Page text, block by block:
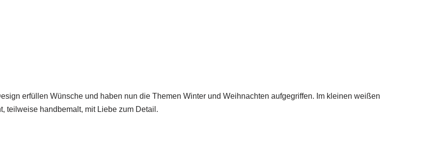
erfüllen Wünsche und haben nun die Themen Winter und Weihnachten aufgegriffen. Im kleinen weißen
teilweise handbemalt, mit Liebe zum Detail.